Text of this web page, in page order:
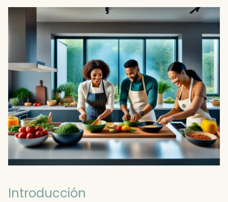
Introducción